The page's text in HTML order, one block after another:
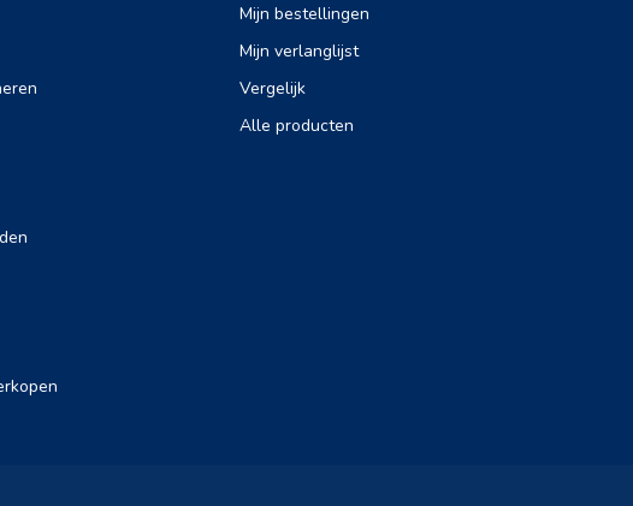
Mijn bestellingen
Mijn verlanglijst
Vergelijk
Alle producten